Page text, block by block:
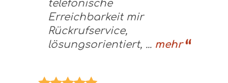
telefonische
Erreichbarkeit mir
Rückrufservice,
lösungsorientiert, ... mehr